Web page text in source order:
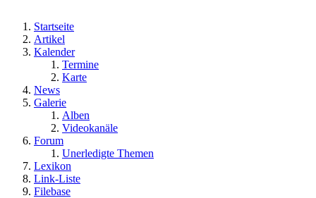
Startseite
Artikel
Kalender
Termine
Karte
News
Galerie
Alben
Videokanäle
Forum
Unerledigte Themen
Lexikon
Link-Liste
Filebase